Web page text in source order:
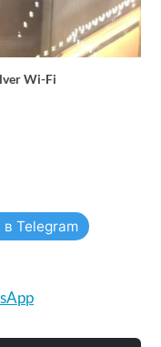
Wi-Fi
Telegram